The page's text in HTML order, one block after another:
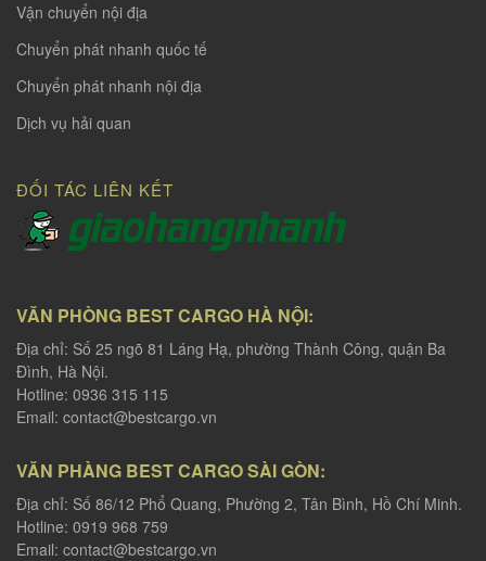
Vận chuyển nội địa
Chuyển phát nhanh quốc tế
Chuyển phát nhanh nội địa
Dịch vụ hải quan
ĐỐI TÁC LIÊN KẾT
VĂN PHÒNG BEST CARGO HÀ NỘI:
Địa chỉ: Số 25 ngõ 81 Láng Hạ, phường Thành Công, quận Ba
Đình, Hà Nội.
Hotline: 0936 315 115
Email: contact@bestcargo.vn
VĂN PHÀNG BEST CARGO SÀI GÒN:
Địa chỉ: Số 86/12 Phổ Quang, Phường 2, Tân Bình, Hồ Chí Minh.
Hotline: 0919 968 759
Email: contact@bestcargo.vn